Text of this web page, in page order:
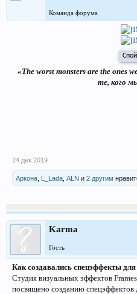
Команда форума
«The worst monsters are the ones
те, кого
24 дек 2019
Аркона L_Lada ALN и 2 другим
Karma
Гость
Как создавались спецэффекты
Студия визуальных эффектов
посвящено созданию спецэффектов